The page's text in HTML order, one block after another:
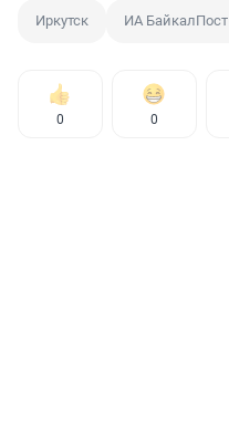
Иркутск ИА БайкалПост
0 0